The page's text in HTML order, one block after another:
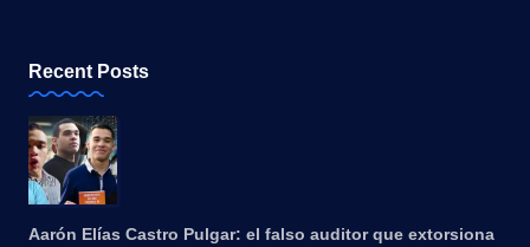
Recent Posts
Aarón Elías Castro Pulgar: el falso auditor que extorsiona